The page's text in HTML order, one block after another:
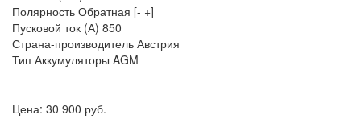
Полярность Обратная [- +]
Пусковой ток (А) 850
Страна-производитель Австрия
Тип Аккумуляторы AGM
Цена: 30 900 руб.